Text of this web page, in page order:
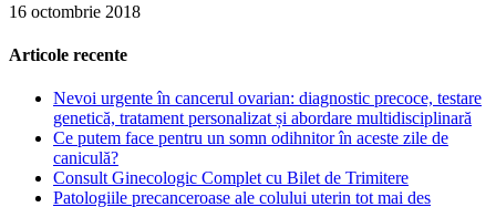
16 octombrie 2018
Articole recente
Nevoi urgente în cancerul ovarian: diagnostic precoce, testare
genetică, tratament personalizat și abordare multidisciplinară
Ce putem face pentru un somn odihnitor în aceste zile de
caniculă?
Consult Ginecologic Complet cu Bilet de Trimitere
Patologiile precanceroase ale colului uterin tot mai des